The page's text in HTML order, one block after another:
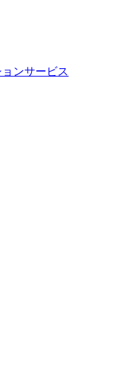
ンサービス